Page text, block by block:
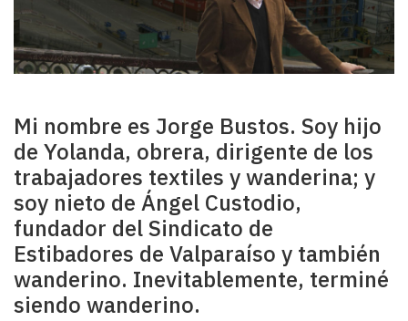
Mi nombre es Jorge Bustos. Soy hijo
de Yolanda, obrera, dirigente de los
trabajadores textiles y wanderina; y
soy nieto de Ángel Custodio,
fundador del Sindicato de
Estibadores de Valparaíso y también
wanderino. Inevitablemente, terminé
siendo wanderino.